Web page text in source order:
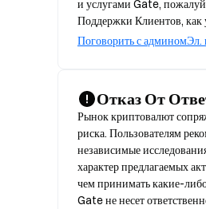
и услугами Gate,
Поддержки Клиентов, как
Поговорить с админомЭл.
Отказ От
Рынок криптовалют
риска. Пользователям
независимые
характер предлагаемых
чем принимать какие-
Gate не несет